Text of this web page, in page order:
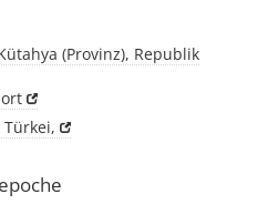
(Provinz), Republik